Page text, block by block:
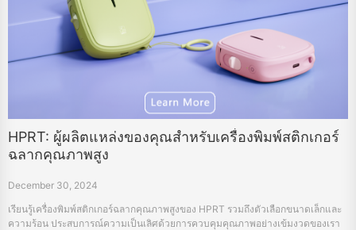
HPRT: ผู้ผลิตแหล่งของคุณสำหรับเครื่องพิมพ์สติกเกอร์
ฉลากคุณภาพสูง
December 30, 2024
เรียนรู้เครื่องพิมพ์สติกเกอร์ฉลากคุณภาพสูงของ HPRT รวมถึงตัวเลือกขนาดเล็กและ
ความร้อน ประสบการณ์ความเป็นเลิศด้วยการควบคุมคุณภาพอย่างเข้มงวดของเรา